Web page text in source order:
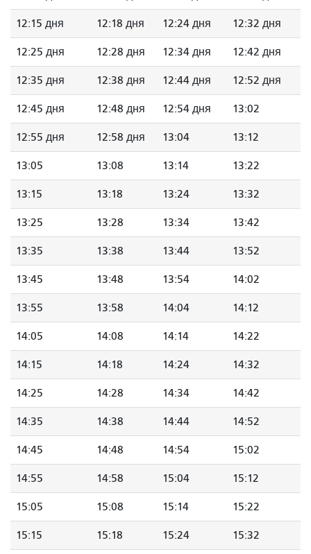
12:15 дня 12:18 дня 12:24 дня 12:32 дня
12:25 дня 12:28 дня 12:34 дня 12:42 дня
12:35 дня 12:38 дня 12:44 дня 12:52 дня
12:45 дня 12:48 дня 12:54 дня 13:02
12:55 дня 12:58 дня 13:04 13:12
13:05 13:08 13:14 13:22
13:15 13:18 13:24 13:32
13:25 13:28 13:34 13:42
13:35 13:38 13:44 13:52
13:45 13:48 13:54 14:02
13:55 13:58 14:04 14:12
14:05 14:08 14:14 14:22
14:15 14:18 14:24 14:32
14:25 14:28 14:34 14:42
14:35 14:38 14:44 14:52
14:45 14:48 14:54 15:02
14:55 14:58 15:04 15:12
15:05 15:08 15:14 15:22
15:15 15:18 15:24 15:32